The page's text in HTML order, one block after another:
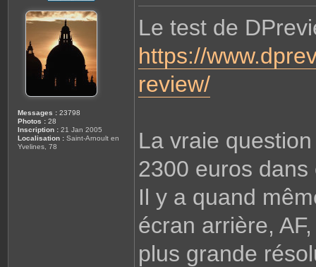
Messages : 23798
Photos : 28
Inscription : 21 Jan 2005
Localisation : Saint-Arnoult en
Yvelines, 78
e
a
Le test de
https://
review/
La vraie
2300 euros
Il y a quand
écran arrière,
plus grande